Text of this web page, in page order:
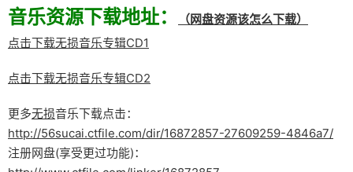
音乐资源下载地址：
（网盘资源该怎么下载）
点击下载无损音乐专辑CD1
点击下载无损音乐专辑CD2
更多无损音乐下载点击：
http://56sucai.ctfile.com/dir/16872857-27609259-4846a7/
注册网盘(享受更过功能)：